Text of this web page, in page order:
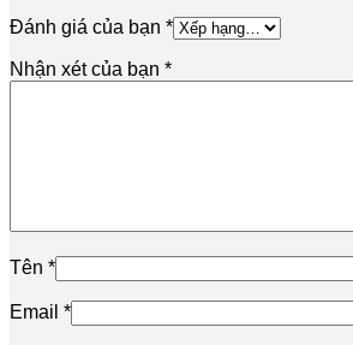
Đánh giá của bạn *
Nhận xét của bạn *
Tên *
Email *